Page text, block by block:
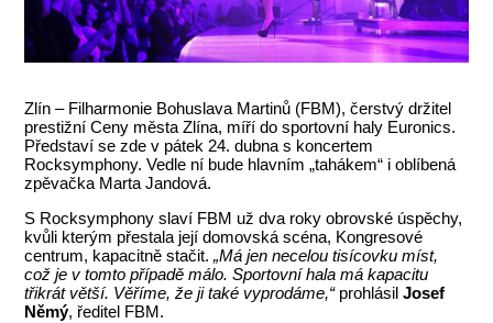
Zlín – Filharmonie Bohuslava Martinů (FBM), čerstvý držitel
prestižní Ceny města Zlína, míří do sportovní haly Euronics.
Představí se zde v pátek 24. dubna s koncertem
Rocksymphony. Vedle ní bude hlavním „tahákem“ i oblíbená
zpěvačka Marta Jandová.
S Rocksymphony slaví FBM už dva roky obrovské úspěchy,
kvůli kterým přestala její domovská scéna, Kongresové
centrum, kapacitně stačit.„Má jen necelou tisícovku míst,
což je v tomto případě málo. Sportovní hala má kapacitu
třikrát větší. Věříme, že ji také vyprodáme,“ prohlásilJosef
Němý, ředitel FBM.